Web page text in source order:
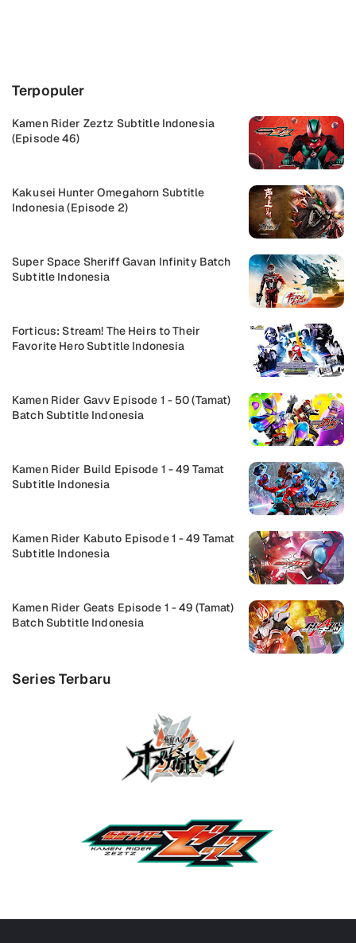
Terpopuler
Kamen Rider Zeztz Subtitle Indonesia
(Episode 46)
Kakusei Hunter Omegahorn Subtitle
Indonesia (Episode 2)
Super Space Sheriff Gavan Infinity Batch
Subtitle Indonesia
Forticus: Stream! The Heirs to Their
Favorite Hero Subtitle Indonesia
Kamen Rider Gavv Episode 1 - 50 (Tamat)
Batch Subtitle Indonesia
Kamen Rider Build Episode 1 - 49 Tamat
Subtitle Indonesia
Kamen Rider Kabuto Episode 1 - 49 Tamat
Subtitle Indonesia
Kamen Rider Geats Episode 1 - 49 (Tamat)
Batch Subtitle Indonesia
Series Terbaru